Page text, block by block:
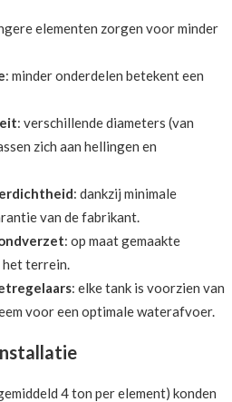
elementen zorgen voor minder
: minder onderdelen betekent een
: verschillende diameters (van
zich aan hellingen en
: dankzij minimale
van de fabrikant.
: op maat gemaakte
het terrein.
: elke tank is voorzien van
voor een optimale waterafvoer.
4 ton per element) konden